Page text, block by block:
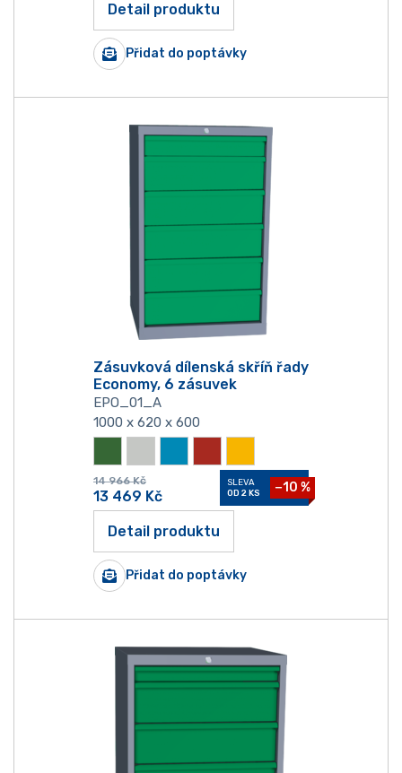
Detail produktu
Přidat do poptávky
Zásuvková dílenská skříň řady
Economy, 6 zásuvek
EPO_01_A
1000 x 620 x 600
14 966 Kč
13 469 Kč
SLEVA
OD 2 KS
−10 %
Detail produktu
Přidat do poptávky